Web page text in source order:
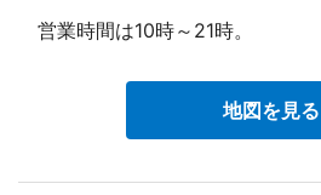
営業時間は10時～21時。
地図を見る